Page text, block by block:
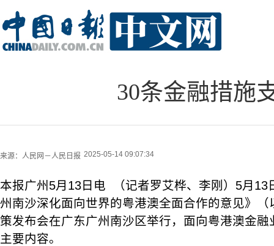
30条金融措施
来源： 人民网－人民日报 2025-05-14 09:07:34
本报广州5月13日电 （记者罗艾桦、李刚）5月13
州南沙深化面向世界的粤港澳全面合作的意见》
策发布会在广东广州南沙区举行，面向粤港澳金
主要内容。